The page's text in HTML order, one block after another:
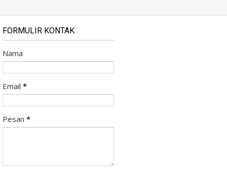
FORMULIR KONTAK
Nama
Email *
Pesan *